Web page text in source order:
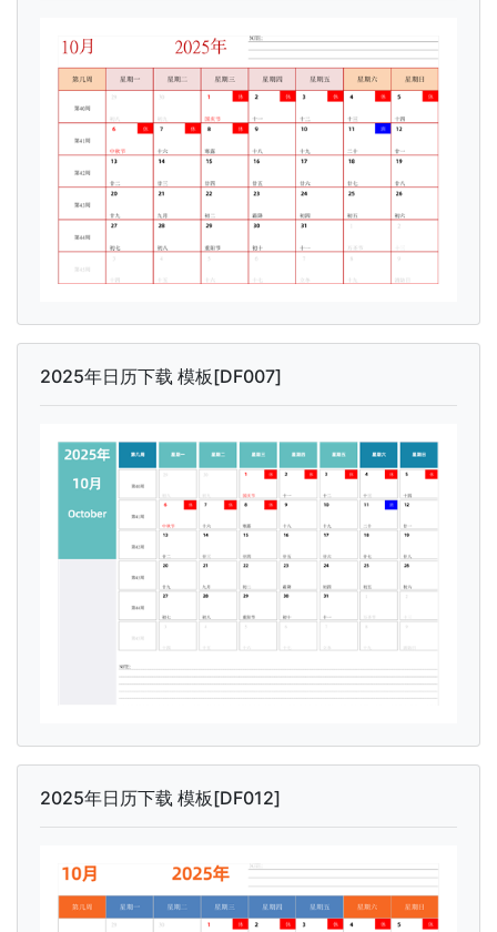
2025年日历下载 模板[DF007]
2025年日历下载 模板[DF012]